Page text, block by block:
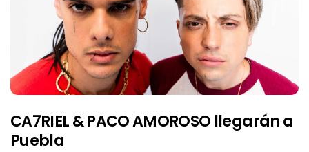
CA7RIEL & PACO AMOROSO llegarán a
Puebla